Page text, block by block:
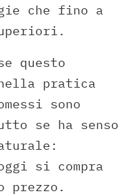
che fino a
questo
nella pratica
sono
se ha senso
si compra
prezzo.